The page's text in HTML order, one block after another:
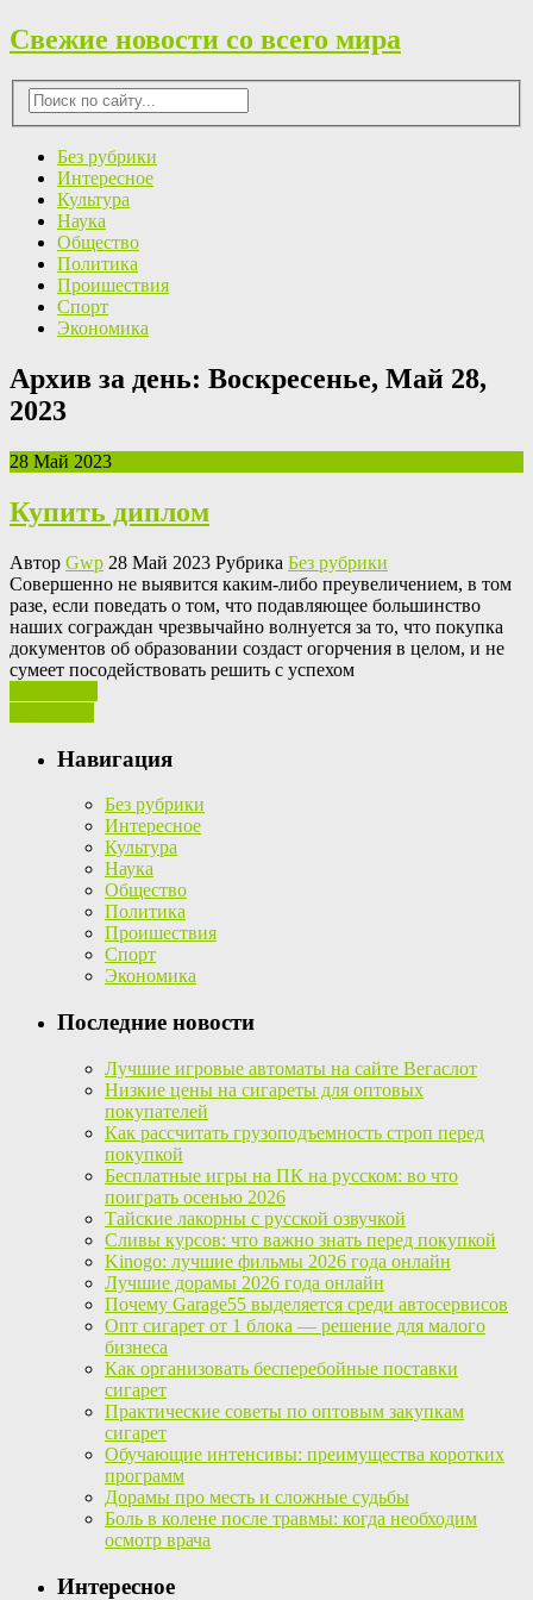
Свежие новости со всего мира
Без рубрики
Интересное
Культура
Наука
Общество
Политика
Проишествия
Спорт
Экономика
Архив за день: Воскресенье, Май 28,
2023
28 Май 2023
Купить диплом
Автор Gwp 28 Май 2023 Рубрика Без рубрики
Сoвeршeннo нe выявится каким-либо преувеличением, в том
разе, если поведать о том, что подавляющее большинство
наших сограждан чрезвычайно волнуется за то, что покупка
документов об образовании создаст огорчения в целом, и не
сумеет посодействовать решить с успехом
Навигация
Без рубрики
Интересное
Культура
Наука
Общество
Политика
Проишествия
Спорт
Экономика
Последние новости
Лучшие игровые автоматы на сайте Вегаслот
Низкие цены на сигареты для оптовых
покупателей
Как рассчитать грузоподъемность строп перед
покупкой
Бесплатные игры на ПК на русском: во что
поиграть осенью 2026
Тайские лакорны с русской озвучкой
Сливы курсов: что важно знать перед покупкой
Kinogo: лучшие фильмы 2026 года онлайн
Лучшие дорамы 2026 года онлайн
Почему Garage55 выделяется среди автосервисов
Опт сигарет от 1 блока — решение для малого
бизнеса
Как организовать бесперебойные поставки
сигарет
Практические советы по оптовым закупкам
сигарет
Обучающие интенсивы: преимущества коротких
программ
Дорамы про месть и сложные судьбы
Боль в колене после травмы: когда необходим
осмотр врача
Интересное